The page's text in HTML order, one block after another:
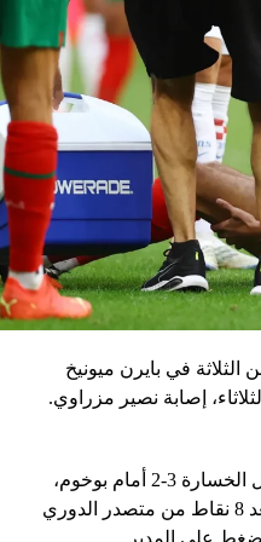
النهائي بعد
قطر تكشف عن اسم مدربها في كأس العالم 2022.. فمن
في بايرن ميونيخ
إصابة نصير مزراوي.
وخرج المدافع المغربي مصابا خلال الخسارة 3-2 أمام بوخوم،
الأحد، مما ترك بطل ألمانيا على بعد 8 نقاط من متصدر الدوري
على المدير